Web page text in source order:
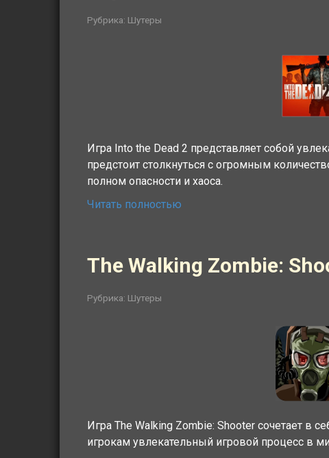
Рубрика: Шутеры
Игра Into the Dead 2 представляет собой
предстоит столкнуться с огромным
полном опасности и хаоса.
Читать полностью
The Walking Zombie:
Рубрика: Шутеры
Игра The Walking Zombie: Shooter сочетает в
игрокам увлекательный игровой процесс в